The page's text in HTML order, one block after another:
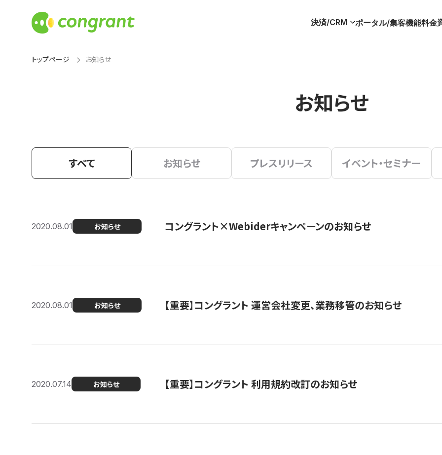
決済/CRM ポータル/集客機能料金
トップページ お知らせ
お知らせ
すべて お知らせ プレスリリース イベント・セミナー
2020.08.01 お知らせ コングラント×Webiderキャンペーンのお知らせ
2020.08.01 お知らせ 【重要】コングラント 運営会社変更、業務移管のお知らせ
2020.07.14 お知らせ 【重要】コングラント 利用規約改訂のお知らせ